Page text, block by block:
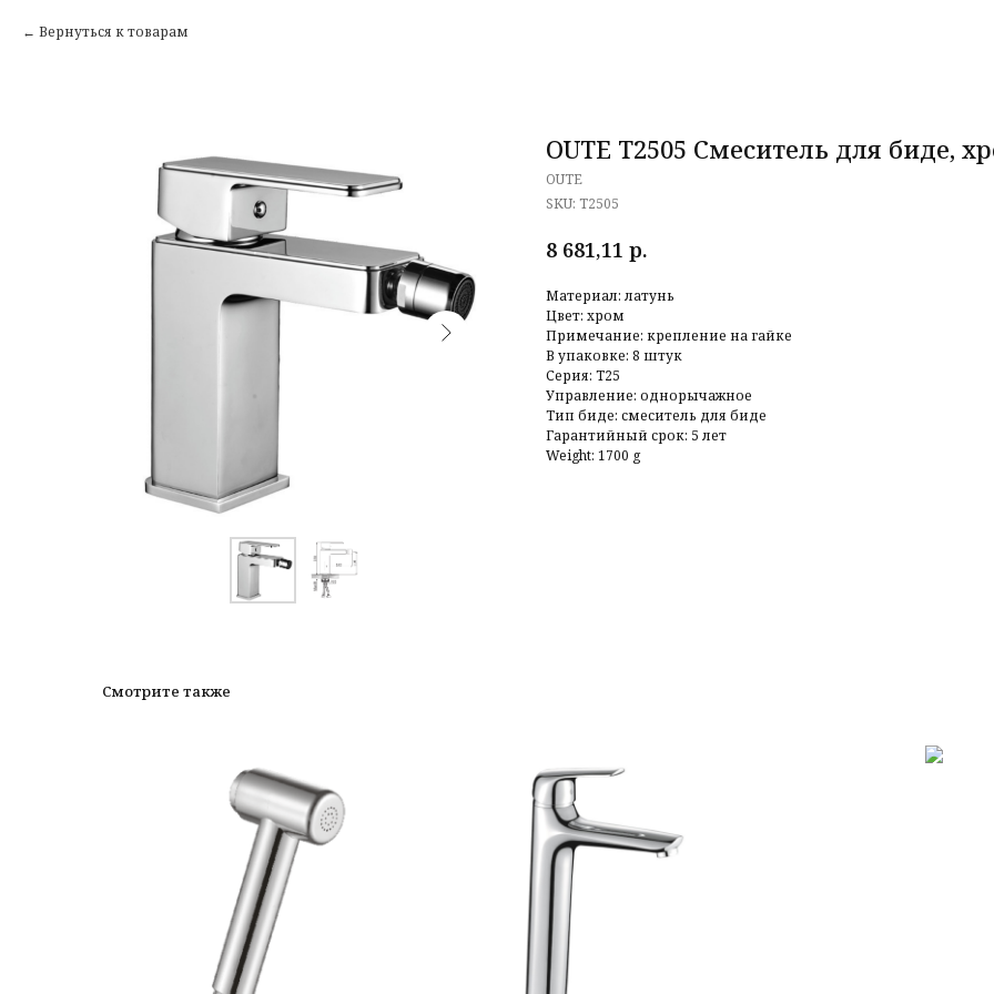
Вернуться к товарам
OUTE T2505 Смеситель для биде,
OUTE
SKU: T2505
8 681,11 р.
Материал: латунь
Цвет: хром
Примечание: крепление на гайке
В упаковке: 8 штук
Серия: T25
Управление: однорычажное
Тип биде: смеситель для биде
Гарантийный срок: 5 лет
Weight: 1700 g
Смотрите также